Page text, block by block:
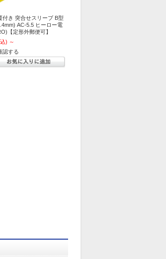
付き 突合せスリーブ B型
AC-5.5 ヒーロー電
【定形外郵便可】
) ～
認する